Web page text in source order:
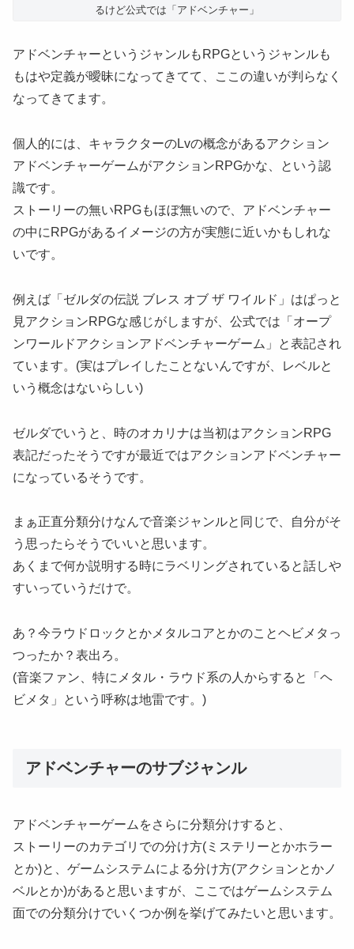
るけど公式では「アドベンチャー」
アドベンチャーというジャンルもRPGというジャンルも
もはや定義が曖昧になってきてて、ここの違いが判らなく
なってきてます。
個人的には、キャラクターのLvの概念があるアクション
アドベンチャーゲームがアクションRPGかな、という認
識です。
ストーリーの無いRPGもほぼ無いので、アドベンチャー
の中にRPGがあるイメージの方が実態に近いかもしれな
いです。
例えば「ゼルダの伝説 ブレス オブ ザ ワイルド」はぱっと
見アクションRPGな感じがしますが、公式では「オープ
ンワールドアクションアドベンチャーゲーム」と表記され
ています。(実はプレイしたことないんですが、レベルと
いう概念はないらしい)
ゼルダでいうと、時のオカリナは当初はアクションRPG
表記だったそうですが最近ではアクションアドベンチャー
になっているそうです。
まぁ正直分類分けなんで音楽ジャンルと同じで、自分がそ
う思ったらそうでいいと思います。
あくまで何か説明する時にラベリングされていると話しや
すいっていうだけで。
あ？今ラウドロックとかメタルコアとかのことヘビメタっ
つったか？表出ろ。
(音楽ファン、特にメタル・ラウド系の人からすると「ヘ
ビメタ」という呼称は地雷です。)
アドベンチャーのサブジャンル
アドベンチャーゲームをさらに分類分けすると、
ストーリーのカテゴリでの分け方(ミステリーとかホラー
とか)と、ゲームシステムによる分け方(アクションとかノ
ベルとか)があると思いますが、ここではゲームシステム
面での分類分けでいくつか例を挙げてみたいと思います。